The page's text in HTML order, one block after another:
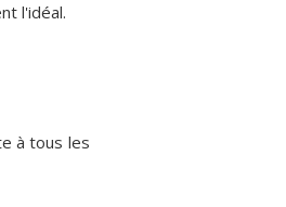
l'idéal.
à tous les